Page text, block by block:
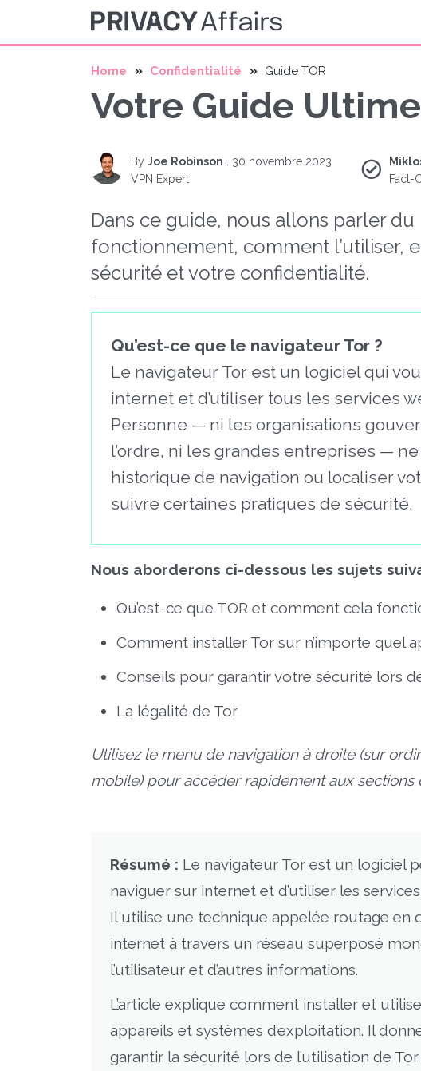
Home Confidentialité Guide TOR
Votre Guide
By Joe Robinson
30 novembre 2023
VPN Expert
Fact-
Dans ce guide, nous allons parler du
fonctionnement, comment l’utiliser,
sécurité et votre confidentialité.
Qu’est-ce que le navigateur Tor ?
Le navigateur Tor est un logiciel qui
internet et d’utiliser tous les services
Personne — ni les organisations
l’ordre, ni les grandes entreprises —
historique de navigation ou localiser
suivre certaines pratiques de sécurité.
Nous aborderons ci-dessous les sujets
Qu’est-ce que TOR et comment cela
Comment installer Tor sur n’importe quel
Conseils pour garantir votre sécurité lors
La légalité de Tor
Utilisez le menu de navigation à droite (sur
mobile) pour accéder rapidement aux sections
Résumé : Le navigateur Tor est un logiciel
naviguer sur internet et d’utiliser les
Il utilise une technique appelée routage en
internet à travers un réseau superposé
l’utilisateur et d’autres informations.
L’article explique comment installer et
appareils et systèmes d’exploitation. Il
garantir la sécurité lors de l’utilisation de